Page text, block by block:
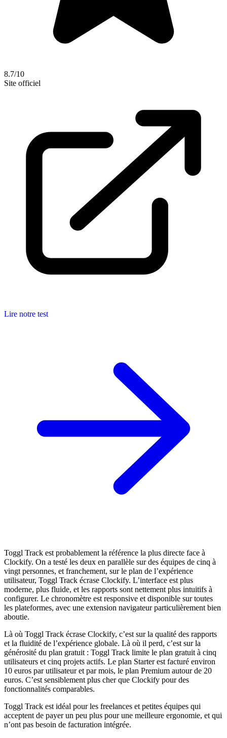
8.7/10
Site officiel
Lire notre test
Toggl Track est probablement la référence la plus directe face à
Clockify. On a testé les deux en parallèle sur des équipes de cinq à
vingt personnes, et franchement, sur le plan de l’expérience
utilisateur, Toggl Track écrase Clockify. L’interface est plus
moderne, plus fluide, et les rapports sont nettement plus intuitifs à
configurer. Le chronomètre est responsive et disponible sur toutes
les plateformes, avec une extension navigateur particulièrement bien
aboutie.
Là où Toggl Track écrase Clockify, c’est sur la qualité des rapports
et la fluidité de l’expérience globale. Là où il perd, c’est sur la
générosité du plan gratuit : Toggl Track limite le plan gratuit à cinq
utilisateurs et cinq projets actifs. Le plan Starter est facturé environ
10 euros par utilisateur et par mois, le plan Premium autour de 20
euros. C’est sensiblement plus cher que Clockify pour des
fonctionnalités comparables.
Toggl Track est idéal pour les freelances et petites équipes qui
acceptent de payer un peu plus pour une meilleure ergonomie, et qui
n’ont pas besoin de facturation intégrée.